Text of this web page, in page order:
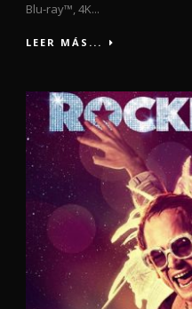
Blu-ray™, 4K...
LEER MÁS...